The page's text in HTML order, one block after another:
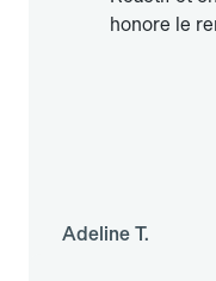
honore le
Adeline T.